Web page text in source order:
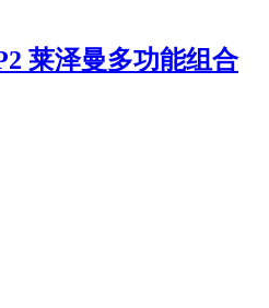
莱泽曼多功能组合